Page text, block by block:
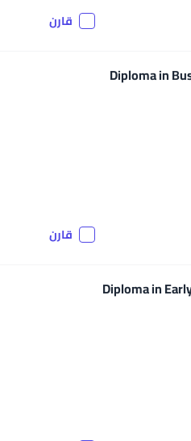
قارن
Diploma in
قارن
Diploma in